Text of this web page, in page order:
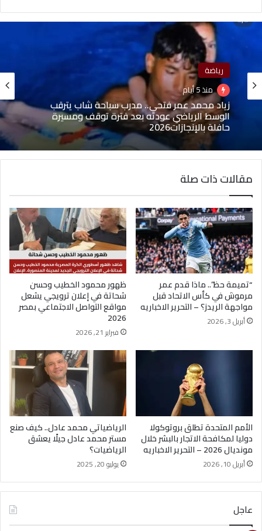
رياضة
منذ 5 أيام
زياد محمد عمر فتحي.. مدرب سباحة شاب يترقب
الوسط الرياضي عودته بعد فترة توقف ومسيرة
حافلة بالإنجازات2026
رياضة
منذ أسبوعين
فريق الخماسي بنادي أصحاب الجياد يحقق إنجازاً
تاريخياً ويكتسح درع الإسكندرية العام
مقالات ذات صلة
“تميمة حظ”.. ماذا قدم عمر
مرموش في كأس الاتحاد قبل
مواجهة الريدز؟ – التحرير الاخباريه
أبريل 3, 2026
ظهور محمود الخطيب وحسن
شحاتة في إعلان ترويجي يشعل
مواقع التواصل الاجتماعي بمصر
2026
فبراير 21, 2026
الأمم المتحدة تطلق بروتوكولا
دوليا لمكافحة الاتجار بالبشر خلال
مونديال 2026 – التحرير الاخباريه
أبريل 10, 2026
الرياضياتي محمد عادل.. كيف صنع
مستر محمد عادل جيلًا يعشق
الرياضيات؟
يوليو 20, 2025
عاجل